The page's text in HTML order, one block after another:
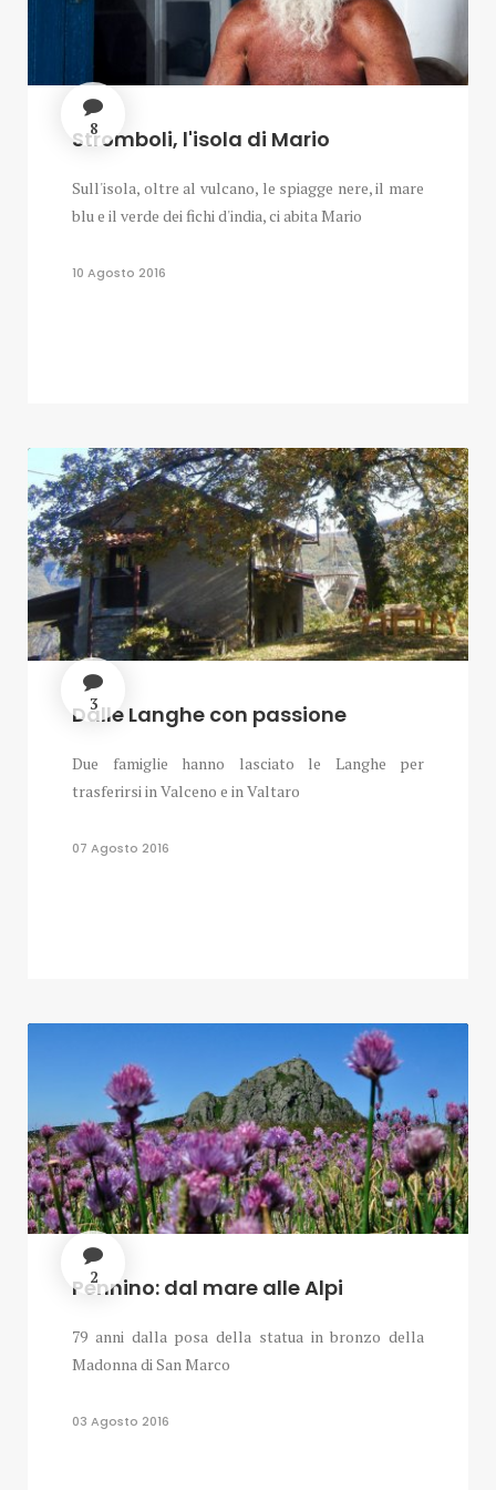
8
Stromboli, l'isola di Mario
Sull'isola, oltre al vulcano, le spiagge nere, il mare
blu e il verde dei fichi d'india, ci abita Mario
10 Agosto 2016
3
Dalle Langhe con passione
Due famiglie hanno lasciato le Langhe per
trasferirsi in Valceno e in Valtaro
07 Agosto 2016
2
Pennino: dal mare alle Alpi
79 anni dalla posa della statua in bronzo della
Madonna di San Marco
03 Agosto 2016